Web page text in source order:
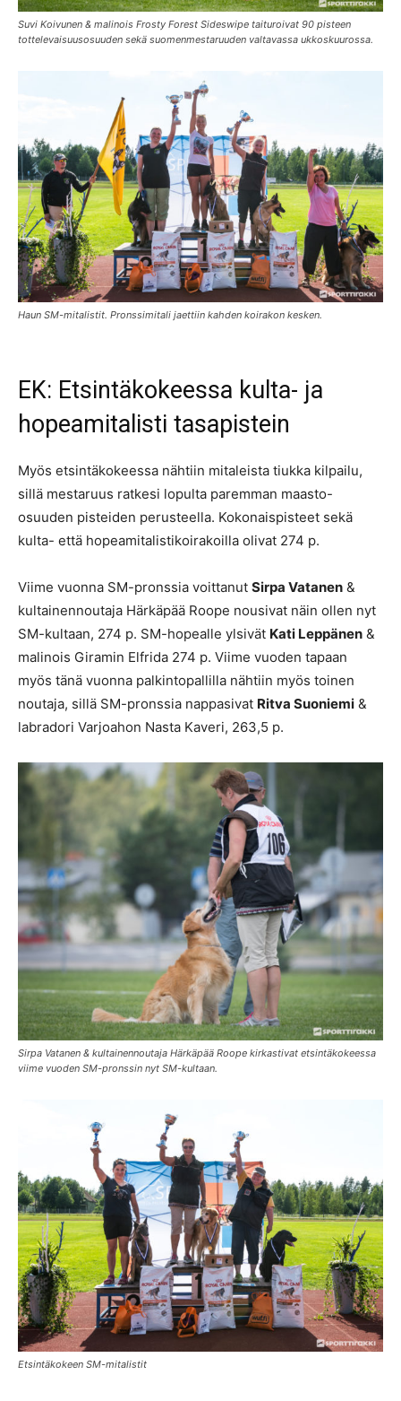
Suvi Koivunen & malinois Frosty Forest Sideswipe taituroivat 90 pisteen
tottelevaisuusosuuden sekä suomenmestaruuden valtavassa ukkoskuurossa.
Haun SM-mitalistit. Pronssimitali jaettiin kahden koirakon kesken.
EK: Etsintäkokeessa kulta- ja
hopeamitalisti tasapistein
Myös etsintäkokeessa nähtiin mitaleista tiukka kilpailu,
sillä mestaruus ratkesi lopulta paremman maasto-
osuuden pisteiden perusteella. Kokonaispisteet sekä
kulta- että hopeamitalistikoirakoilla olivat 274 p.
Viime vuonna SM-pronssia voittanut Sirpa Vatanen &
kultainennoutaja Härkäpää Roope nousivat näin ollen nyt
SM-kultaan, 274 p. SM-hopealle ylsivät Kati Leppänen &
malinois Giramin Elfrida 274 p. Viime vuoden tapaan
myös tänä vuonna palkintopallilla nähtiin myös toinen
noutaja, sillä SM-pronssia nappasivat Ritva Suoniemi &
labradori Varjoahon Nasta Kaveri, 263,5 p.
Sirpa Vatanen & kultainennoutaja Härkäpää Roope kirkastivat etsintäkokeessa
viime vuoden SM-pronssin nyt SM-kultaan.
Etsintäkokeen SM-mitalistit